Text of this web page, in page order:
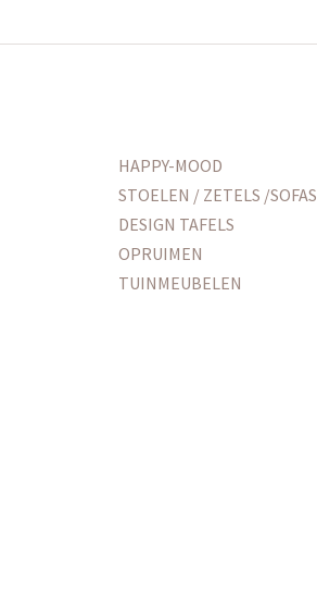
HAPPY-MOOD
STOELEN / ZETELS /SOFAS
DESIGN TAFELS
OPRUIMEN
TUINMEUBELEN